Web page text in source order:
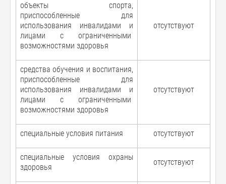
объекты спорта,
приспособленные для
использования инвалидами и
лицами с ограниченными
возможностями здоровья
отсутствуют
средства обучения и воспитания,
приспособленные для
использования инвалидами и
лицами с ограниченными
возможностями здоровья
отсутствуют
специальные условия питания отсутствуют
специальные условия охраны
здоровья
отсутствуют